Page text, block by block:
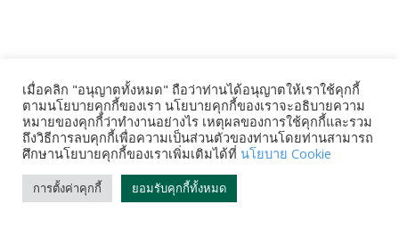
เมื่อคลิก "อนุญาตทั้งหมด" ถือว่าท่านได้อนุญาตให้เราใช้คุกกี้
ตามนโยบายคุกกี้ของเรา นโยบายคุกกี้ของเราจะอธิบายความ
หมายของคุกกี้ว่าทำงานอย่างไร เหตุผลของการใช้คุกกี้และรวม
ถึงวิธีการลบคุกกี้เพื่อความเป็นส่วนตัวของท่านโดยท่านสามารถ
ศึกษานโยบายคุกกี้ของเราเพิ่มเติมได้ที่ นโยบาย Cookie
การตั้งค่าคุกกี้ ยอมรับคุกกี้ทั้งหมด